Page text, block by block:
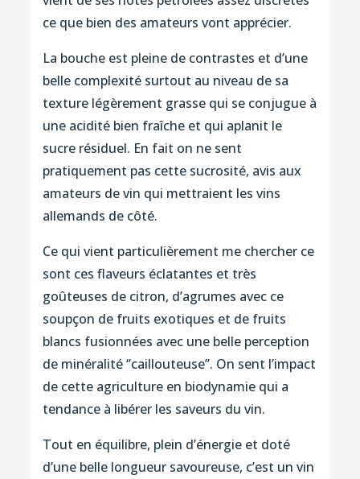
ce que bien des amateurs vont apprécier.
La bouche est pleine de contrastes et d’une
belle complexité surtout au niveau de sa
texture légèrement grasse qui se conjugue à
une acidité bien fraîche et qui aplanit le
sucre résiduel. En fait on ne sent
pratiquement pas cette sucrosité, avis aux
amateurs de vin qui mettraient les vins
allemands de côté.
Ce qui vient particulièrement me chercher ce
sont ces flaveurs éclatantes et très
goûteuses de citron, d’agrumes avec ce
soupçon de fruits exotiques et de fruits
blancs fusionnées avec une belle perception
de minéralité ‘’caillouteuse’’. On sent l’impact
de cette agriculture en biodynamie qui a
tendance à libérer les saveurs du vin.
Tout en équilibre, plein d’énergie et doté
d’une belle longueur savoureuse, c’est un vin